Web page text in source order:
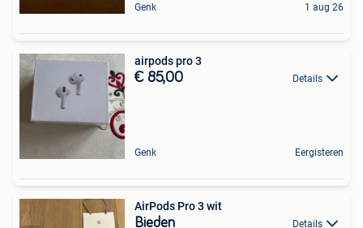
Genk 1 aug 26
airpods pro 3
€ 85,00 Details
Genk Eergisteren
AirPods Pro 3 wit
Bieden Details